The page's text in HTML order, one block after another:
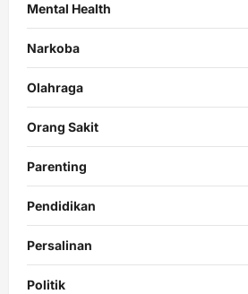
Mental Health
Narkoba
Olahraga
Orang Sakit
Parenting
Pendidikan
Persalinan
Politik